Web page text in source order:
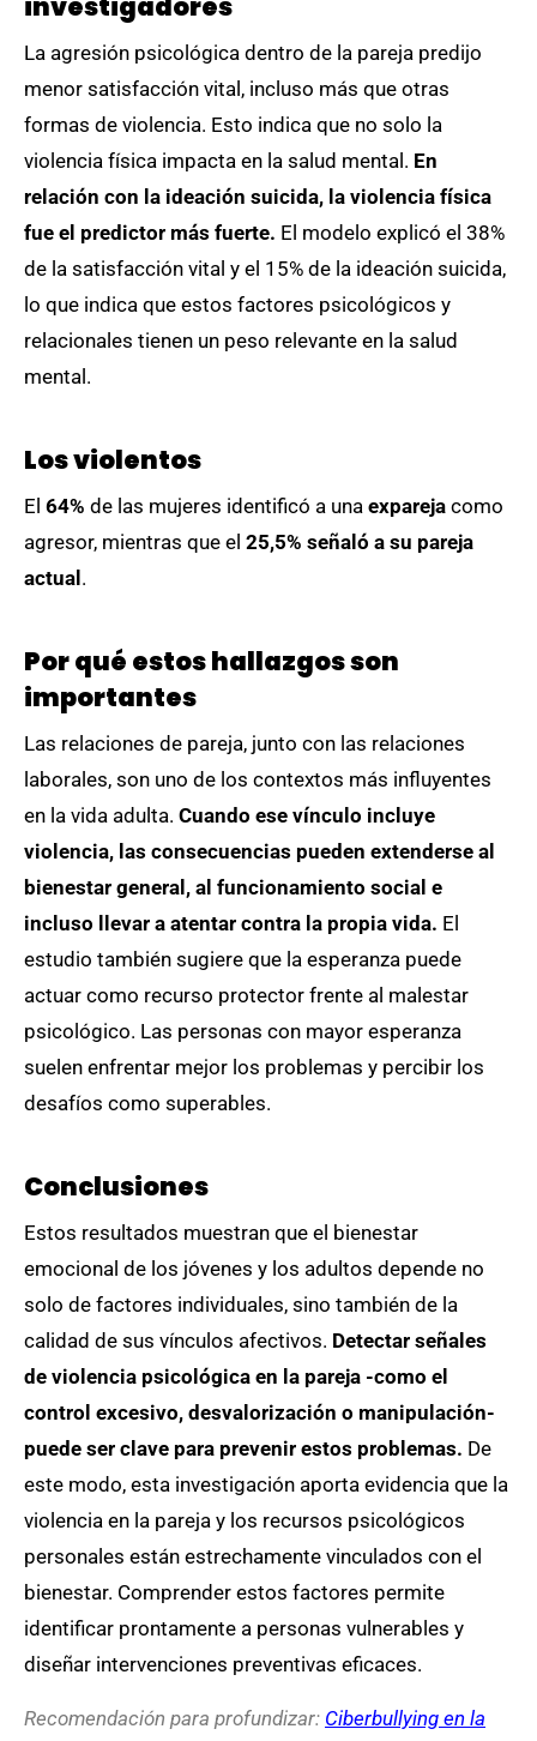
La agresión psicológica dentro de la pareja predijo
menor satisfacción vital, incluso más que otras
formas de violencia. Esto indica que no solo la
violencia física impacta en la salud mental. En
relación con la ideación suicida, la violencia física
fue el predictor más fuerte. El modelo explicó el 38%
de la satisfacción vital y el 15% de la ideación suicida,
lo que indica que estos factores psicológicos y
relacionales tienen un peso relevante en la salud
mental.
Los violentos
El 64% de las mujeres identificó a una expareja como
agresor, mientras que el 25,5% señaló a su pareja
actual .
Por qué estos hallazgos son
importantes
Las relaciones de pareja, junto con las relaciones
laborales, son uno de los contextos más influyentes
en la vida adulta. Cuando ese vínculo incluye
violencia, las consecuencias pueden extenderse al
bienestar general, al funcionamiento social e
incluso llevar a atentar contra la propia vida. El
estudio también sugiere que la esperanza puede
actuar como recurso protector frente al malestar
psicológico. Las personas con mayor esperanza
suelen enfrentar mejor los problemas y percibir los
desafíos como superables.
Conclusiones
Estos resultados muestran que el bienestar
emocional de los jóvenes y los adultos depende no
solo de factores individuales, sino también de la
calidad de sus vínculos afectivos. Detectar señales
de violencia psicológica en la pareja -como el
control excesivo, desvalorización o manipulación-
puede ser clave para prevenir estos problemas. De
este modo, esta investigación aporta evidencia que la
violencia en la pareja y los recursos psicológicos
personales están estrechamente vinculados con el
bienestar. Comprender estos factores permite
identificar prontamente a personas vulnerables y
diseñar intervenciones preventivas eficaces.
Recomendación para profundizar: Ciberbullying en la